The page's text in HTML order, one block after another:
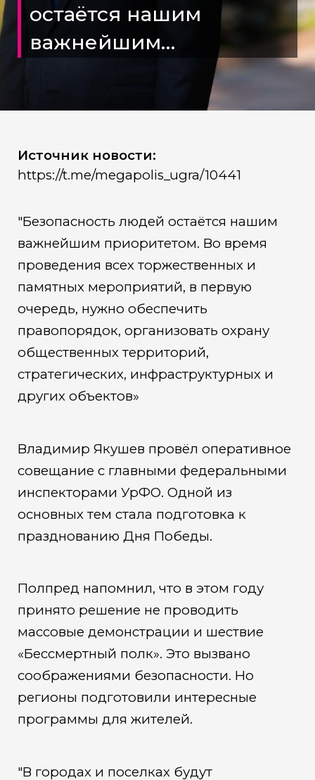
остаëтся нашим
важнейшим
Источник новости:
https://t.me/megapolis_ugra/10441
"Безопасность людей остаëтся нашим
важнейшим приоритетом. Во время
проведения всех торжественных и
памятных мероприятий, в первую
очередь, нужно обеспечить
правопорядок, организовать охрану
общественных территорий,
стратегических, инфраструктурных и
других объектов»
Владимир Якушев провёл оперативное
совещание с главными федеральными
инспекторами УрФО. Одной из
основных тем стала подготовка к
празднованию Дня Победы.
Полпред напомнил, что в этом году
принято решение не проводить
массовые демонстрации и шествие
«Бессмертный полк». Это вызвано
соображениями безопасности. Но
регионы подготовили интересные
программы для жителей.
"В городах и поселках будут